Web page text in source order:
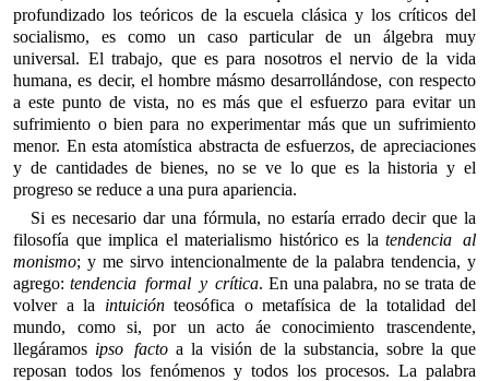
profundizado los teóricos de la escuela clásica y los críticos del
socialismo, es como un caso particular de un álgebra muy
universal. El trabajo, que es para nosotros el nervio de la vida
humana, es decir, el hombre másmo desarrollándose, con respecto
a este punto de vista, no es más que el esfuerzo para evitar un
sufrimiento o bien para no experimentar más que un sufrimiento
menor. En esta atomística abstracta de esfuerzos, de apreciaciones
y de cantidades de bienes, no se ve lo que es la historia y el
progreso se reduce a una pura apariencia.
Si es necesario dar una fórmula, no estaría errado decir que la
filosofía que implica el materialismo histórico es latendencia al
monismo; y me sirvo intencionalmente de la palabra tendencia, y
agrego: tendencia formal y crítica. En una palabra, no se trata de
volver a la intuiciónteosófica o metafísica de la totalidad del
mundo, como si, por un acto áe conocimiento trascendente,
llegáramos ipso facto a la visión de la substancia, sobre la que
reposan todos los fenómenos y todos los procesos. La palabra